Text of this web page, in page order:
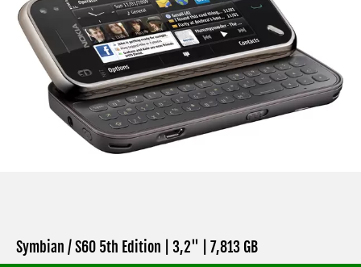
Symbian / S60 5th Edition | 3,2" | 7,813 GB